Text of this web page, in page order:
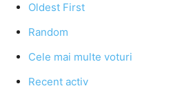
Oldest First
Random
Cele mai multe voturi
Recent activ